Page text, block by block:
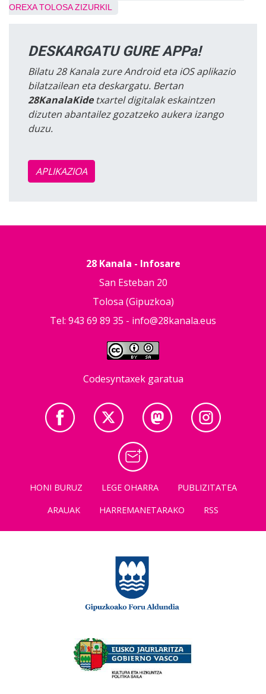
OREXA TOLOSA ZIZURKIL
DESKARGATU GURE APPa!
Bilatu 28 Kanala zure Android eta iOS aplikazio
bilatzailean eta deskargatu. Bertan
28KanalaKidetxartel digitalak eskaintzen
dizuten abantailez gozatzeko aukera izango
duzu.
APLIKAZIOA
28 Kanala - Infosare
San Esteban 20
Tolosa (Gipuzkoa)
Tel: 943 69 89 35 - info@28kanala.eus
Codesyntaxek garatua
HONI BURUZ LEGE OHARRA
PUBLIZITATEA
ARAUAK
HARREMANETARAKO RSS